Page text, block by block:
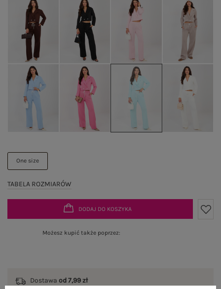
One size
TABELA ROZMIARÓW
DODAJ DO KOSZYKA
Możesz kupić także poprzez:
Dostawa od 7,99 zł